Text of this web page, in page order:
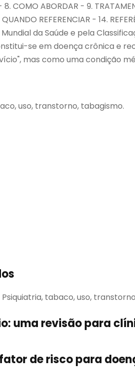
8. COMO ABORDAR - 9.
QUANDO REFERENCIAR - 14.
da Saúde e pela
se em doença crônica e
mas como uma condição
uso, transtorno, tabagismo.
tabaco, uso,
uma revisão para
de risco para